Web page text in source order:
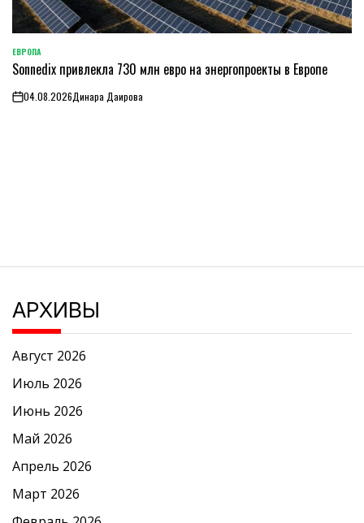
ОПУБЛИКОВАНО
В
ЕВРОПА
Sonnedix привлекла 730 млн евро на энергопроекты в Европе
on04.08.2026Динара Даирова
АРХИВЫ
Август 2026
Июль 2026
Июнь 2026
Май 2026
Апрель 2026
Март 2026